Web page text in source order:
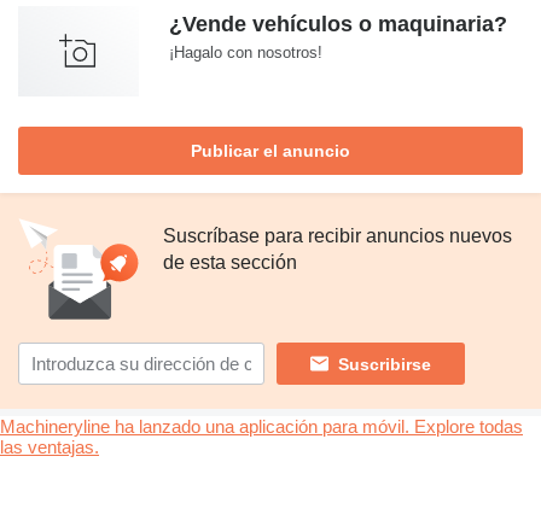
¿Vende vehículos o maquinaria?
¡Hagalo con nosotros!
Publicar el anuncio
Suscríbase para recibir anuncios nuevos
de esta sección
Suscribirse
Machineryline ha lanzado una aplicación para móvil. Explore todas
las ventajas.